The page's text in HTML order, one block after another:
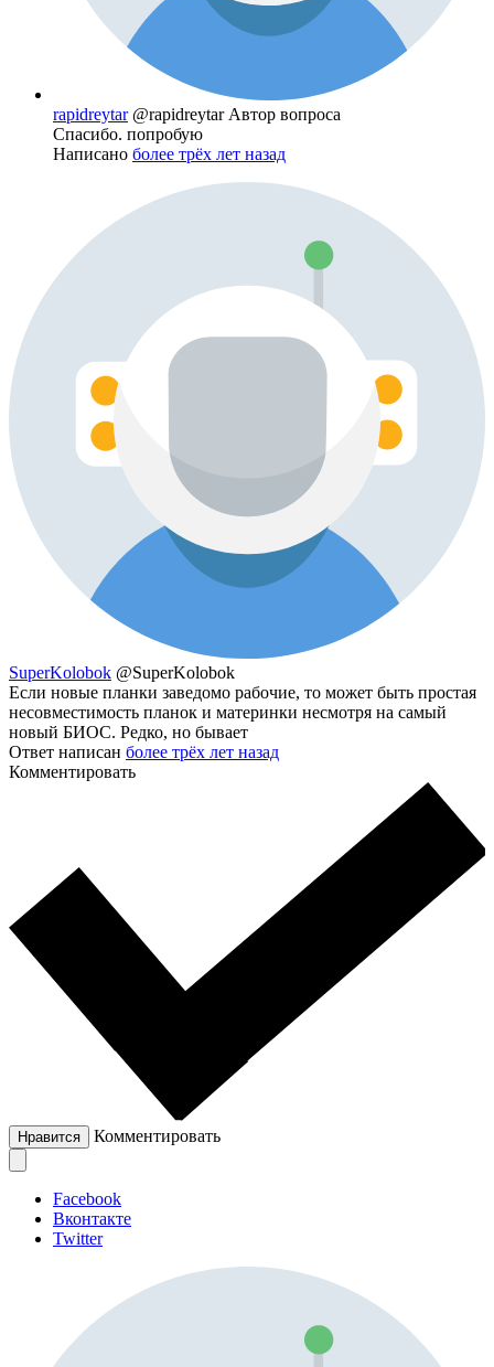
rapidreytar @rapidreytar Автор вопроса
Спасибо. попробую
Написано более трёх лет назад
SuperKolobok @SuperKolobok
Если новые планки заведомо рабочие, то может быть простая
несовместимость планок и материнки несмотря на самый
новый БИОС. Редко, но бывает
Ответ написан более трёх лет назад
Комментировать
Нравится Комментировать
Facebook
Вконтакте
Twitter